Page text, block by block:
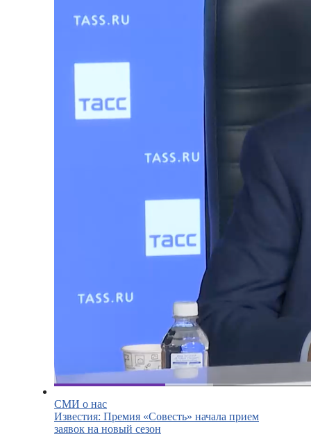
СМИ о нас
Известия: Премия «Совесть» начала прием
заявок на новый сезон